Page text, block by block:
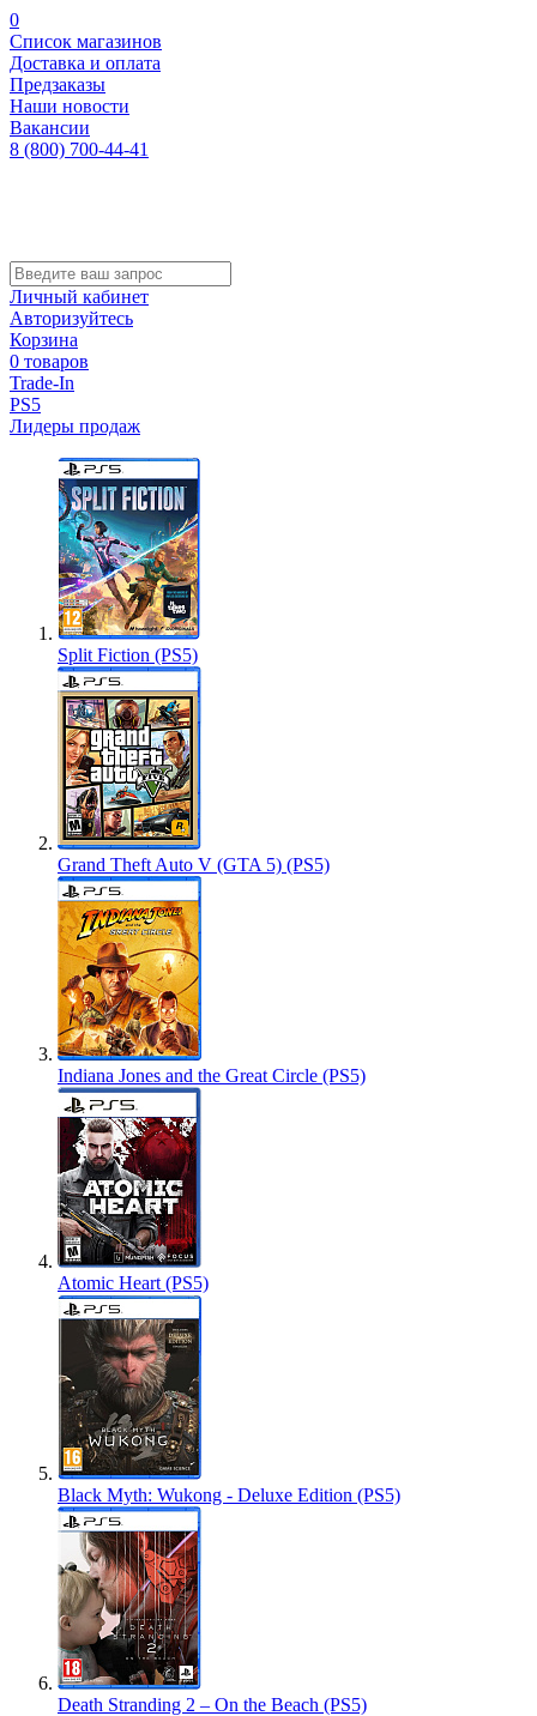
0
Список магазинов
Доставка и оплата
Предзаказы
Наши новости
Вакансии
8 (800) 700-44-41
Личный кабинет
Авторизуйтесь
Корзина
0 товаров
Trade-In
PS5
Лидеры продаж
Split Fiction (PS5)
Grand Theft Auto V (GTA 5) (PS5)
Indiana Jones and the Great Circle (PS5)
Atomic Heart (PS5)
Black Myth: Wukong - Deluxe Edition (PS5)
Death Stranding 2 – On the Beach (PS5)